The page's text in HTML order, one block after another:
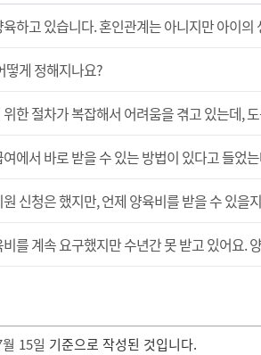
하고 있습니다. 혼인관계는 아니지만 아이
떻게 정해지나요?
한 절차가 복잡해서 어려움을 겪고 있는데,
에서 바로 받을 수 있는 방법이 있다고 들었
신청은 했지만, 언제 양육비를 받을 수 있
를 계속 요구했지만 수년간 못 받고 있어요.
15일 기준으로 작성된 것입니다.